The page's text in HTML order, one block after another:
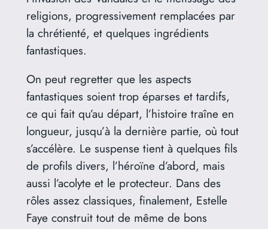
religions, progressivement remplacées par
la chrétienté, et quelques ingrédients
fantastiques.
On peut regretter que les aspects
fantastiques soient trop éparses et tardifs,
ce qui fait qu’au départ, l’histoire traîne en
longueur, jusqu’à la dernière partie, où tout
s’accélère. Le suspense tient à quelques fils
de profils divers, l’héroïne d’abord, mais
aussi l’acolyte et le protecteur. Dans des
rôles assez classiques, finalement, Estelle
Faye construit tout de même de bons